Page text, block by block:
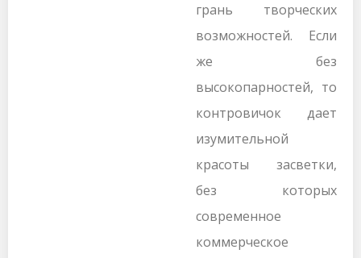
грань творческих
возможностей. Если
же без
высокопарностей, то
контровичок дает
изумительной
красоты засветки,
без которых
современное
коммерческое